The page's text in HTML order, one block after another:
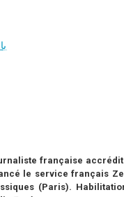
française
le service français
(Paris).